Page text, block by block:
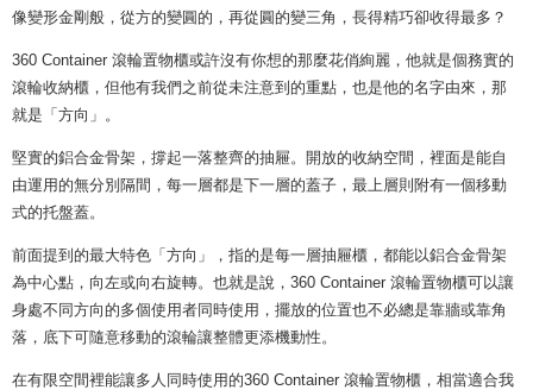
像變形金剛般，從方的變圓的，再從圓的變三角，長得精巧卻收得最多？
360 Container 滾輪置物櫃或許沒有你想的那麼花俏絢麗，他就是個務實的
滾輪收納櫃，但他有我們之前從未注意到的重點，也是他的名字由來，那
就是「方向」。
堅實的鋁合金骨架，撐起一落整齊的抽屜。開放的收納空間，裡面是能自
由運用的無分別隔間，每一層都是下一層的蓋子，最上層則附有一個移動
式的托盤蓋。
前面提到的最大特色「方向」，指的是每一層抽屜櫃，都能以鋁合金骨架
為中心點，向左或向右旋轉。也就是說，360 Container 滾輪置物櫃可以讓
身處不同方向的多個使用者同時使用，擺放的位置也不必總是靠牆或靠角
落，底下可隨意移動的滾輪讓整體更添機動性。
在有限空間裡能讓多人同時使用的360 Container 滾輪置物櫃，相當適合我